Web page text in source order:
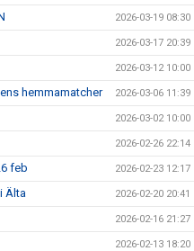
2026-03-19 08:30
2026-03-17 20:39
2026-03-12 10:00
hemmamatcher 2026-03-06 11:39
2026-03-02 10:00
2026-02-26 22:14
feb 2026-02-23 12:17
Älta 2026-02-20 20:41
2026-02-16 21:27
2026-02-13 18:20